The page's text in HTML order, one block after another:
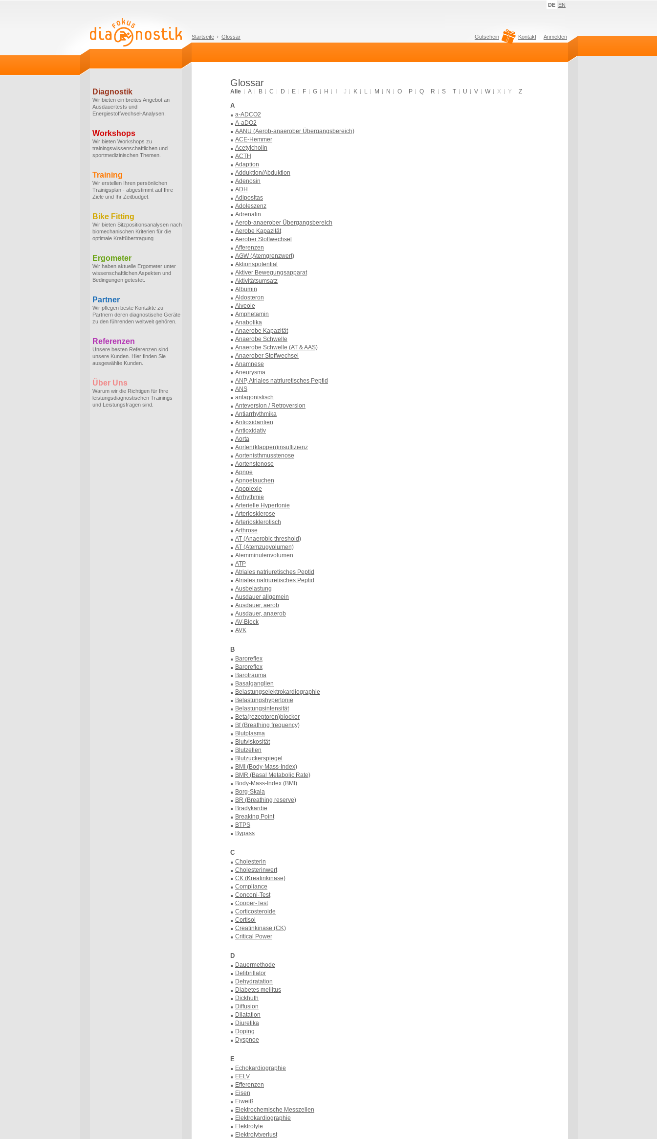
DE EN
Startseite Glossar Gutschein Kontakt Anmelden
Diagnostik
Wir bieten ein breites Angebot an
Ausdauertests und
Energiestoffwechsel-Analysen.
Workshops
Wir bieten Workshops zu
trainingswissenschaftlichen und
sportmedizinischen Themen.
Training
Wir erstellen Ihren persönlichen
Trainigsplan - abgestimmt auf Ihre
Ziele und Ihr Zeitbudget.
Bike Fitting
Wir bieten Sitzpositionsanalysen nach
biomechanischen Kriterien für die
optimale Kraftübertragung.
Ergometer
Wir haben aktuelle Ergometer unter
wissenschaftlichen Aspekten und
Bedingungen getestet.
Partner
Wir pflegen beste Kontakte zu
Partnern deren diagnostische Geräte
zu den führenden weltweit gehören.
Referenzen
Unsere besten Referenzen sind
unsere Kunden. Hier finden Sie
ausgewählte Kunden.
Über Uns
Warum wir die Richtigen für Ihre
leistungsdiagnostischen Trainings-
und Leistungsfragen sind.
Glossar
Alle A B C D E F G H J K L M N O P Q R S T U V W X Y Z
A
a-ADCO2
A-aDO2
AANÜ (Aerob-anaerober Übergangsbereich)
ACE-Hemmer
Acetylcholin
ACTH
Adaption
Adduktion/Abduktion
Adenosin
ADH
Adipositas
Adoleszenz
Adrenalin
Aerob-anaerober Übergangsbereich
Aerobe Kapazität
Aerober Stoffwechsel
Afferenzen
AGW (Atemgrenzwert)
Aktionspotential
Aktiver Bewegungsapparat
Aktivitätsumsatz
Albumin
Aldosteron
Alveole
Amphetamin
Anabolika
Anaerobe Kapazität
Anaerobe Schwelle
Anaerobe Schwelle (AT & AAS)
Anaerober Stoffwechsel
Anamnese
Aneurysma
ANP, Atriales natriuretisches Peptid
ANS
antagonistisch
Anteversion / Retroversion
Antiarrhythmika
Antioxidantien
Antioxidativ
Aorta
Aorten(klappen)insuffizienz
Aortenisthmusstenose
Aortenstenose
Apnoe
Apnoetauchen
Apoplexie
Arrhythmie
Arterielle Hypertonie
Arteriosklerose
Arteriosklerotisch
Arthrose
AT (Anaerobic threshold)
AT (Atemzugvolumen)
Atemminutenvolumen
ATP
Atriales natriuretisches Peptid
Atriales natriuretisches Peptid
Ausbelastung
Ausdauer allgemein
Ausdauer, aerob
Ausdauer, anaerob
AV-Block
AVK
B
Baroreflex
Baroreflex
Barotrauma
Basalganglien
Belastungselektrokardiographie
Belastungshypertonie
Belastungsintensität
Beta(rezeptoren)blocker
Bf (Breathing frequency)
Blutplasma
Blutviskosität
Blutzellen
Blutzuckerspiegel
BMI (Body-Mass-Index)
BMR (Basal Metabolic Rate)
Body-Mass-Index (BMI)
Borg-Skala
BR (Breathing reserve)
Bradykardie
Breaking Point
BTPS
Bypass
C
Cholesterin
Cholesterinwert
CK (Kreatinkinase)
Compliance
Conconi-Test
Cooper-Test
Corticosteroide
Cortisol
Creatinkinase (CK)
Critical Power
D
Dauermethode
Defibrillator
Dehydratation
Diabetes mellitus
Dickhuth
Diffusion
Dilatation
Diuretika
Doping
Dyspnoe
E
Echokardiographie
EELV
Efferenzen
Eisen
Eiweiß
Elektrochemische Messzellen
Elektrokardiographie
Elektrolyte
Elektrolytverlust